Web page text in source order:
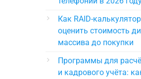
Как RAID-
оценить стоимость
массива до покупки
Программы для
и кадрового учёта: